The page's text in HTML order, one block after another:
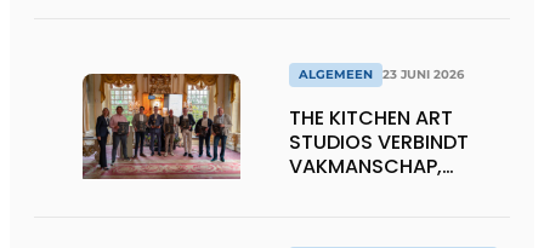
ALGEMEEN 23 JUNI 2026
THE KITCHEN ART
STUDIOS VERBINDT
VAKMANSCHAP,